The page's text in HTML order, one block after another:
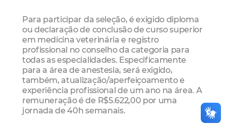
Para participar da seleção, é exigido diploma
ou declaração de conclusão de curso superior
em medicina veterinária e registro
profissional no conselho da categoria para
todas as especialidades. Especificamente
para a área de anestesia, será exigido,
também, atualização/aperfeiçoamento e
experiência profissional de um ano na área. A
remuneração é de R$5.622,00 por uma
jornada de 40h semanais.